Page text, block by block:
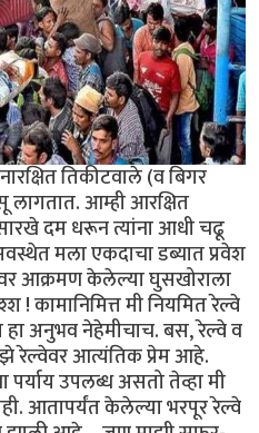
तिकीटवाले (व बिगर
लागतात. आम्ही आरक्षित
दम धरून त्यांना आधी चढू
मला एकदाचा डब्यात प्रवेश
आक्रमण केलेल्या घुसखोराला
कामानिमित्त मी नियमित रेल्वे
हा अनुभव नेहेमीचाच. बस, रेल्वे व
रेल्वेवर आत्यंतिक प्रेम आहे.
पर्याय उपलब्ध असतो तेव्हा मी
आतापर्यंत केलेल्या भरपूर रेल्वे